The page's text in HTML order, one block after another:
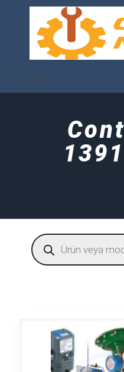
Products
search